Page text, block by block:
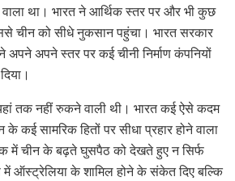
था। भारत ने आर्थिक स्तर पर और भी कुछ
चीन को सीधे नुकसान पहुंचा। भारत सरकार
अपने स्तर पर कई चीनी निर्माण कंपनियों
यहां तक नहीं रुकने वाली थी। भारत कई ऐसे कदम
कई सामरिक हितों पर सीधा प्रहार होने वाला
में चीन के बढ़ते घुसपैठ को देखते हुए न सिर्फ
में ऑस्ट्रेलिया के शामिल होने के संकेत दिए बल्कि